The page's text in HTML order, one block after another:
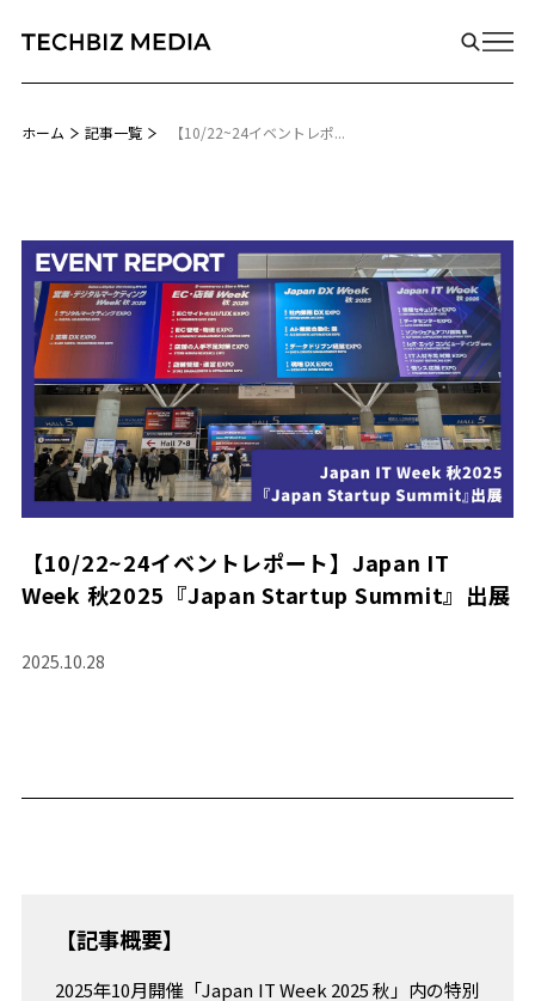
Biz
即
戦
人
実
か
ホーム 記事一覧 【10/22~24イベントレポ...
【10/22~24イベントレポート】Japan IT
Week 秋2025『Japan Startup Summit』出展
2025.10.28
【記事概要】
2025年10月開催「Japan IT Week 2025 秋」内の特別